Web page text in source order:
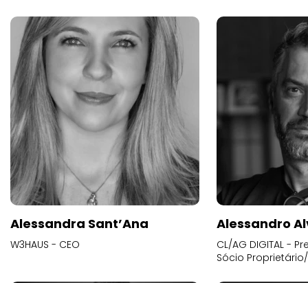
Alessandra Sant’Ana
W3HAUS - CEO
Alessandro
CL/AG DIGITAL -
Sócio